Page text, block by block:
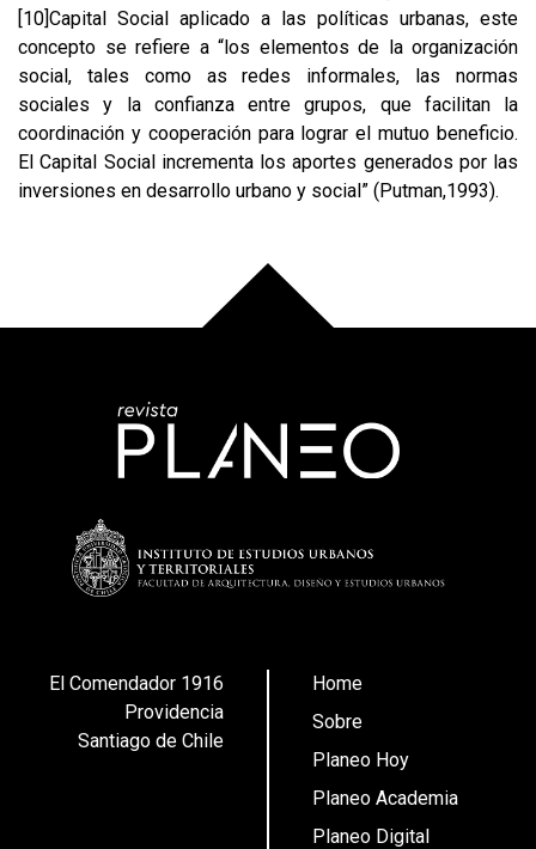
[10]Capital Social aplicado a las políticas urbanas, este
concepto se refiere a “los elementos de la organización
social, tales como as redes informales, las normas
sociales y la confianza entre grupos, que facilitan la
coordinación y cooperación para lograr el mutuo beneficio.
El Capital Social incrementa los aportes generados por las
inversiones en desarrollo urbano y social” (Putman,1993).
El Comendador 1916
Providencia
Santiago de Chile
Home
Sobre
Planeo Hoy
Planeo Academia
Planeo Digital